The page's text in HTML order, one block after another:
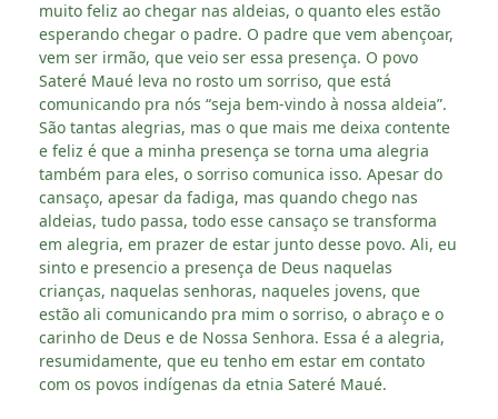
muito feliz ao chegar nas aldeias, o quanto eles estão
esperando chegar o padre. O padre que vem abençoar,
vem ser irmão, que veio ser essa presença. O povo
Sateré Maué leva no rosto um sorriso, que está
comunicando pra nós “seja bem-vindo à nossa aldeia”.
São tantas alegrias, mas o que mais me deixa contente
e feliz é que a minha presença se torna uma alegria
também para eles, o sorriso comunica isso. Apesar do
cansaço, apesar da fadiga, mas quando chego nas
aldeias, tudo passa, todo esse cansaço se transforma
em alegria, em prazer de estar junto desse povo. Ali, eu
sinto e presencio a presença de Deus naquelas
crianças, naquelas senhoras, naqueles jovens, que
estão ali comunicando pra mim o sorriso, o abraço e o
carinho de Deus e de Nossa Senhora. Essa é a alegria,
resumidamente, que eu tenho em estar em contato
com os povos indígenas da etnia Sateré Maué.